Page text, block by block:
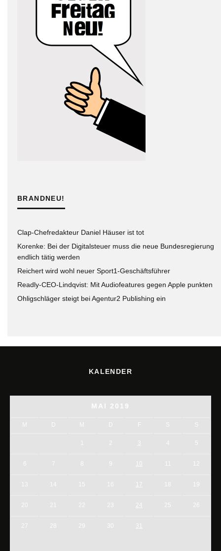
BRANDNEU!
Clap-Chefredakteur Daniel Häuser ist tot
Korenke: Bei der Digitalsteuer muss die neue Bundesregierung
endlich tätig werden
Reichert wird wohl neuer Sport1-Geschäftsführer
Readly-CEO-Lindqvist: Mit Audiofeatures gegen Apple punkten
Ohligschläger steigt bei Agentur2 Publishing ein
KALENDER
MAI 2019
M D M D F S S
1 2 3 5
6 7 8 9 10 11 12
13 14 15 16 17 18 19
20 21 22 23 24 25 26
27 28 29 30 31